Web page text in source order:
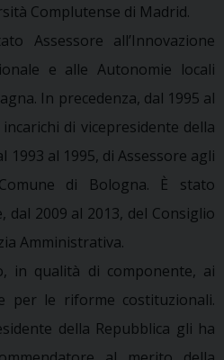
Complutense di Madrid.
Assessore all’Innovazione
e alle Autonomie locali
In precedenza, dal 1995 al
di vicepresidente della
1993 al 1995, di Assessore agli
di Bologna. È stato
dal 2009 al 2013, del Consiglio
Amministrativa.
in qualità di componente, ai
per le riforme costituzionali.
della Repubblica gli ha